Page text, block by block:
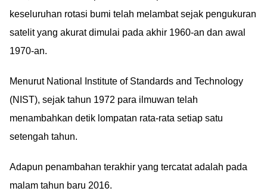
keseluruhan rotasi bumi telah melambat sejak pengukuran
satelit yang akurat dimulai pada akhir 1960-an dan awal
1970-an.
Menurut National Institute of Standards and Technology
(NIST), sejak tahun 1972 para ilmuwan telah
menambahkan detik lompatan rata-rata setiap satu
setengah tahun.
Adapun penambahan terakhir yang tercatat adalah pada
malam tahun baru 2016.